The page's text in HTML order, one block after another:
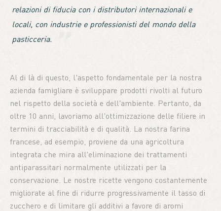
relazioni di fiducia con i distributori internazionali e
locali, con industrie e professionisti del mondo della
pasticceria.
Al di là di questo, l'aspetto fondamentale per la nostra
azienda famigliare è sviluppare prodotti rivolti al futuro
nel rispetto della società e dell'ambiente. Pertanto, da
oltre 10 anni, lavoriamo all'ottimizzazione delle filiere in
termini di tracciabilità e di qualità. La nostra farina
francese, ad esempio, proviene da una agricoltura
integrata che mira all'eliminazione dei trattamenti
antiparassitari normalmente utilizzati per la
conservazione. Le nostre ricette vengono costantemente
migliorate al fine di ridurre progressivamente il tasso di
zucchero e di limitare gli additivi a favore di aromi